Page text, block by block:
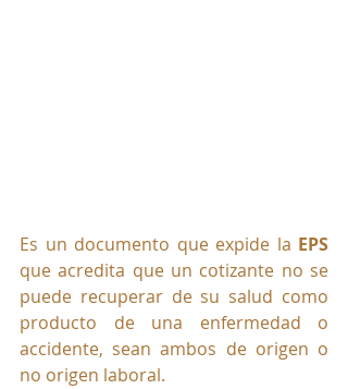
Es un documento que expide la EPS
que acredita que un cotizante no se
puede recuperar de su salud como
producto de una enfermedad o
accidente, sean ambos de origen o
no origen laboral.